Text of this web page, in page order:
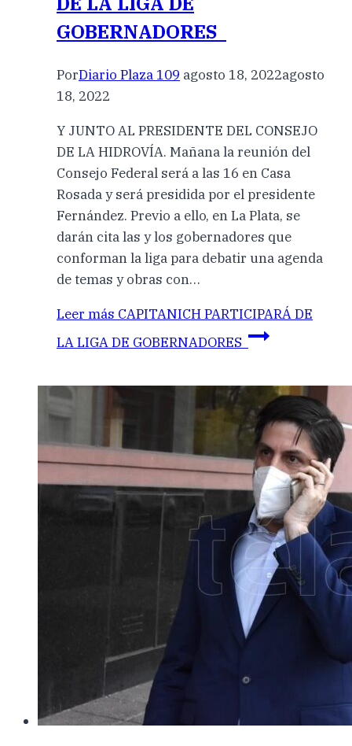
GOBERNADORES
PorDiario Plaza 109 agosto 18, 2022agosto
18, 2022
Y JUNTO AL PRESIDENTE DEL CONSEJO
DE LA HIDROVÍA. Mañana la reunión del
Consejo Federal será a las 16 en Casa
Rosada y será presidida por el presidente
Fernández. Previo a ello, en La Plata, se
darán cita las y los gobernadores que
conforman la liga para debatir una agenda
de temas y obras con…
Leer más CAPITANICH PARTICIPARÁ DE
LA LIGA DE GOBERNADORES